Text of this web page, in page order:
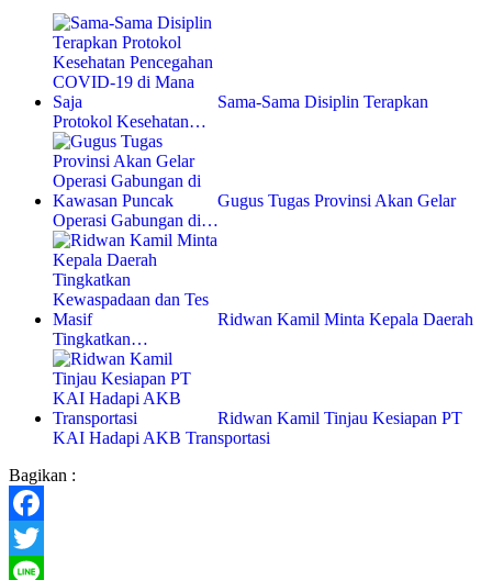
Sama-Sama Disiplin Terapkan
Protokol Kesehatan…
Gugus Tugas Provinsi Akan Gelar
Operasi Gabungan di…
Ridwan Kamil Minta Kepala Daerah
Tingkatkan…
Ridwan Kamil Tinjau Kesiapan PT
KAI Hadapi AKB Transportasi
Bagikan :
Facebook
Twitter